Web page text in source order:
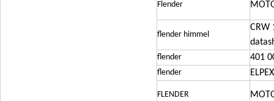
Flender
flender himmel
CRW
flender 401
flender
FLENDER